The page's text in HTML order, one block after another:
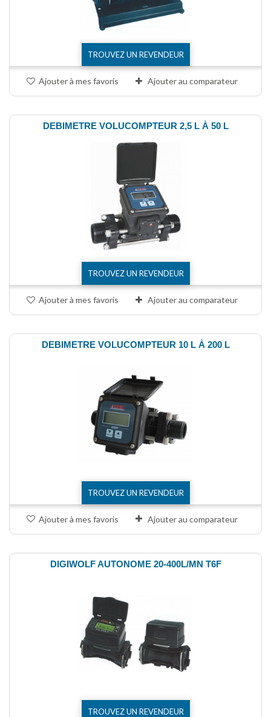
TROUVEZ UN REVENDEUR
Ajouter à mes favoris Ajouter au comparateur
DEBIMETRE VOLUCOMPTEUR 2,5 L À 50 L
TROUVEZ UN REVENDEUR
Ajouter à mes favoris Ajouter au comparateur
DEBIMETRE VOLUCOMPTEUR 10 L À 200 L
TROUVEZ UN REVENDEUR
Ajouter à mes favoris Ajouter au comparateur
DIGIWOLF AUTONOME 20-400L/MN T6F
TROUVEZ UN REVENDEUR